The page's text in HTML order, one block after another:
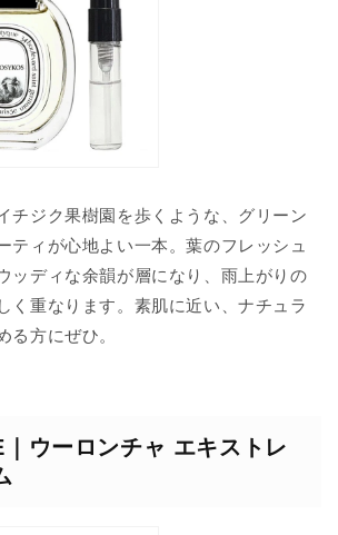
チジク果樹園を歩くような、グリーン
ティが心地よい一本。葉のフレッシュ
ッディな余韻が層になり、雨上がりの
く重なります。素肌に近い、ナチュラ
る方にぜひ。
ウーロンチャ エキストレ